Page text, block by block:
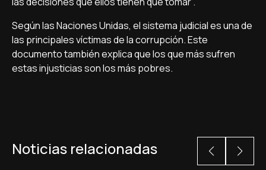
Según las Naciones Unidas, el sistema judicial es una de
las principales víctimas de la corrupción. Este
documento también explica que los que más sufren
estas injusticias son los más pobres.
Noticias relacionadas